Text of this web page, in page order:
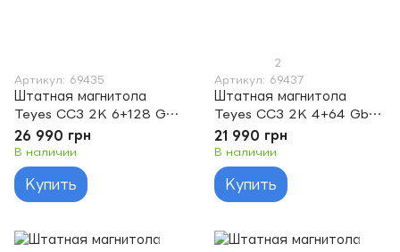
Артикул: 69435
Штатная магнитола
Teyes CC3 2K 6+128 Gb
360° Dodge Dart 2012 -
2016 9"
26 990 грн
В наличии
Купить
2
Артикул: 69437
Штатная магнитола
Teyes CC3 2K 4+64 Gb
Dodge Journey JC 2011-
2020 9"
21 990 грн
В наличии
Купить